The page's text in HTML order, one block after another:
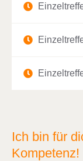
Ich bin für
Kompetenz!